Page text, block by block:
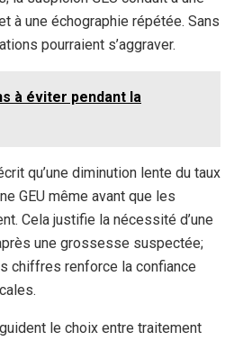
à une échographie répétée. Sans
pourraient s’aggraver.
à éviter pendant la
qu’une diminution lente du taux
GEU même avant que les
Cela justifie la nécessité d’une
une grossesse suspectée;
chiffres renforce la confiance
le choix entre traitement